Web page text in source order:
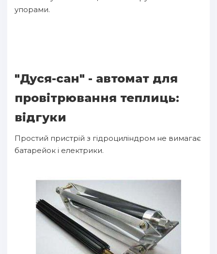
упорами.
"Дуся-сан" - автомат для
провітрювання теплиць:
відгуки
Простий пристрій з гідроциліндром не вимагає
батарейок і електрики.